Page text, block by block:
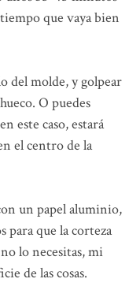
que vaya bien
del molde, y golpear
O puedes
este caso, estará
el centro de la
un papel aluminio,
para que la corteza
lo necesitas, mi
de las cosas.